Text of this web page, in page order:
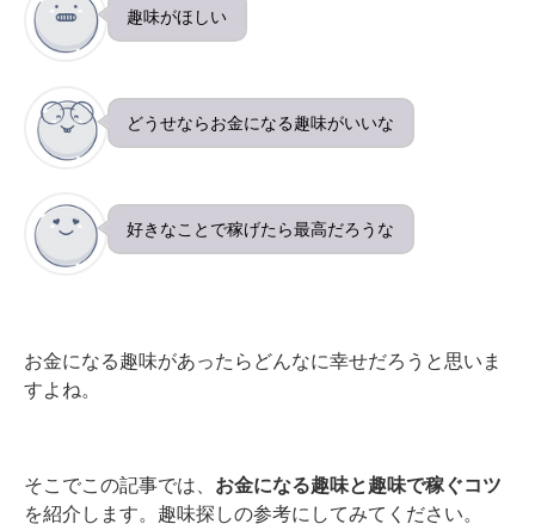
趣味がほしい
どうせならお金になる趣味がいいな
好きなことで稼げたら最高だろうな
お金になる趣味があったらどんなに幸せだろうと思いま
すよね。
そこでこの記事では、 お金になる趣味と趣味で稼ぐコツ
を紹介します。趣味探しの参考にしてみてください。